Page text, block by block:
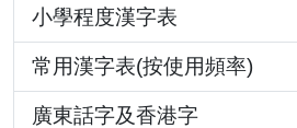
小學程度漢字表
常用漢字表(按使用頻率)
廣東話字及香港字